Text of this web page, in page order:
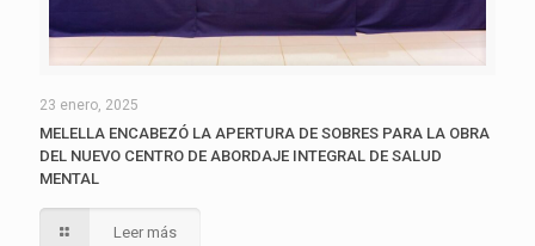
23 enero, 2025
MELELLA ENCABEZÓ LA APERTURA DE SOBRES PARA LA OBRA
DEL NUEVO CENTRO DE ABORDAJE INTEGRAL DE SALUD
MENTAL
Leer más